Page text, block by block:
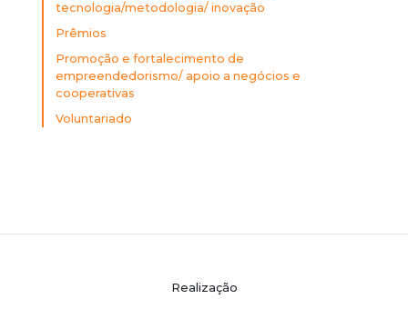
tecnologia/metodologia/ inovação
Prêmios
Promoção e fortalecimento de
empreendedorismo/ apoio a negócios e
cooperativas
Voluntariado
Realização